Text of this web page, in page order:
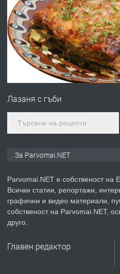
ПРЕДЛАГА
Първи
Войвода"
ПРЕДЛАГА
Продавам
Лазаня с гъби
За Parvomai.NET
Parvomai.NET е собственост
Всички статии, репортажи,
графични и видео материали,
собственост на Parvomai.NET,
друго.
Главен редактор